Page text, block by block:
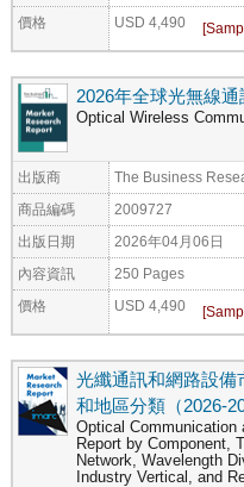
價格 USD 4,490
2026年全球光無線
Optical Wireless
出版商 The Business
商品編碼 2009727
出版日期 2026年04月06日
內容資訊 250 Pages
價格 USD 4,490
光纖通訊和網路設備
和地區分類（2026-
Optical Communication
Report by Component,
Network, Wavelength
Industry Vertical, and